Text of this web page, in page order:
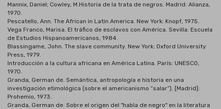
Mannix, Daniel; Cowley, M.Historia de la trata de negros. Madrid: Alianza,
1970.
Pescatello, Ann. The African in Latin America. New York: Knopf, 1975.
Vega Franco, Marisa. El tráfico de esclavos con América. Sevilla: Escuela
de Estudios Hispanoamericanos, 1984.
Blassingame, John. The slave community. New York: Oxford University
Press, 1979.
Introducción a la cultura africana en América Latina. París: UNESCO,
1970.
Granda, German de. Semántica, antropología e historia en una
investigación etimológica (sobre el americanismo “salar”). [Madrid]:
Prohemio, 1973.
Granda, German de. Sobre el origen del "habla de negro" en la literatura